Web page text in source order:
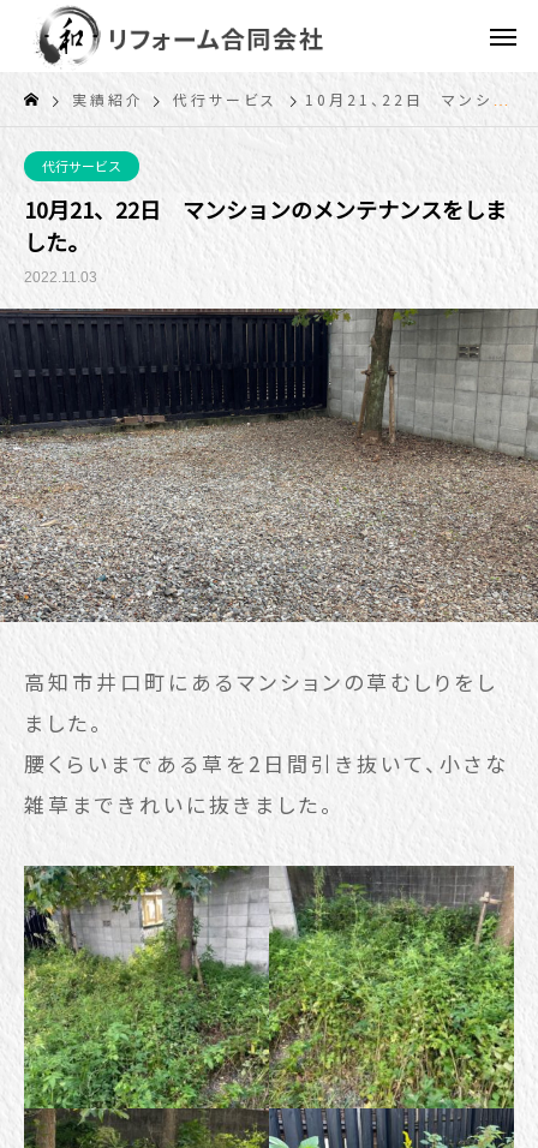
実績紹介 代行サービス 10月21、22日 マンションのメンテナンスをしました。
代行サービス
10月21、22日 マンションのメンテナンスをしま
した。
2022.11.03
高知市井口町にあるマンションの草むしりをし
ました。
腰くらいまである草を2日間引き抜いて、小さな
雑草まできれいに抜きました。